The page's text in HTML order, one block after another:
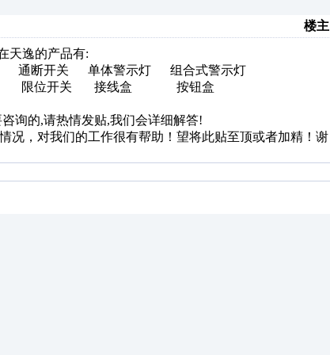
楼主
天逸的产品有:
通断开关 单体警示灯 组合式警示灯
限位开关 接线盒 按钮盒
询的,请热情发贴,我们会详细解答!
况，对我们的工作很有帮助！望将此贴至顶或者加精！谢